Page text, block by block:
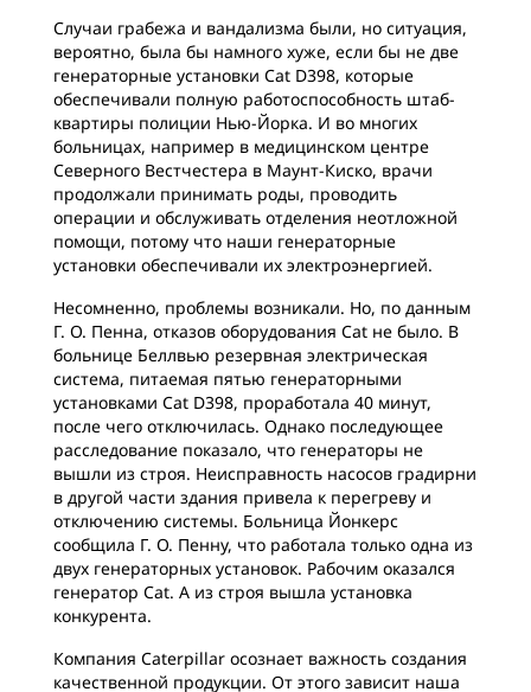
Случаи грабежа и вандализма были, но ситуация,
вероятно, была бы намного хуже, если бы не две
генераторные установки Cat D398, которые
обеспечивали полную работоспособность штаб-
квартиры полиции Нью-Йорка. И во многих
больницах, например в медицинском центре
Северного Вестчестера в Маунт-Киско, врачи
продолжали принимать роды, проводить
операции и обслуживать отделения неотложной
помощи, потому что наши генераторные
установки обеспечивали их электроэнергией.
Несомненно, проблемы возникали. Но, по данным
Г. О. Пенна, отказов оборудования Cat не было. В
больнице Беллвью резервная электрическая
система, питаемая пятью генераторными
установками Cat D398, проработала 40 минут,
после чего отключилась. Однако последующее
расследование показало, что генераторы не
вышли из строя. Неисправность насосов градирни
в другой части здания привела к перегреву и
отключению системы. Больница Йонкерс
сообщила Г. О. Пенну, что работала только одна из
двух генераторных установок. Рабочим оказался
генератор Cat. А из строя вышла установка
конкурента.
Компания Caterpillar осознает важность создания
качественной продукции. От этого зависит наша